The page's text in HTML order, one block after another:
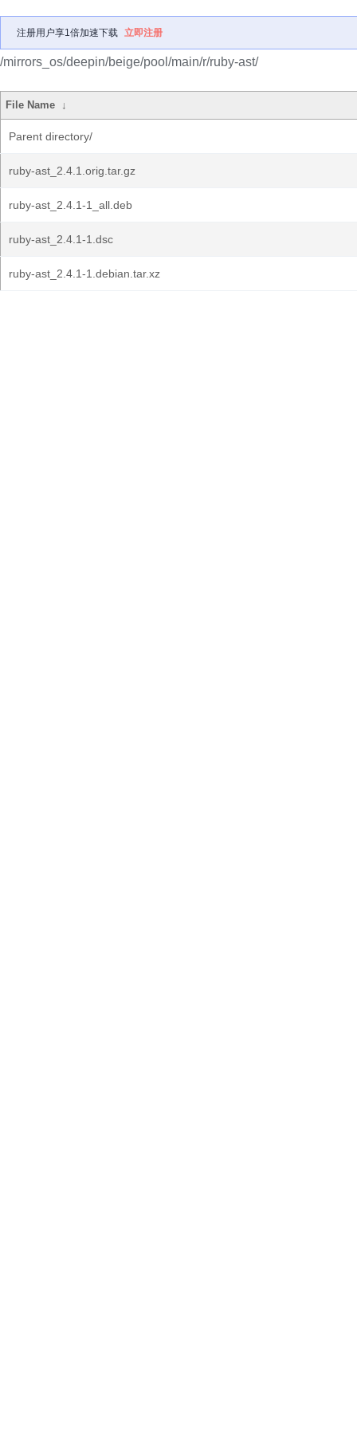
注册用户享1倍加速下载 立即注册
/mirrors_os/deepin/beige/pool/main/r/ruby-ast/
File Name ↓
Parent directory/
ruby-ast_2.4.1.orig.tar.gz
ruby-ast_2.4.1-1_all.deb
ruby-ast_2.4.1-1.dsc
ruby-ast_2.4.1-1.debian.tar.xz